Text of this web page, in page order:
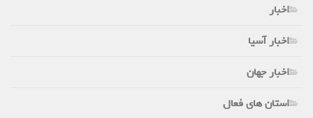
اخبار
اخبار آسیا
اخبار جهان
استان های فعال